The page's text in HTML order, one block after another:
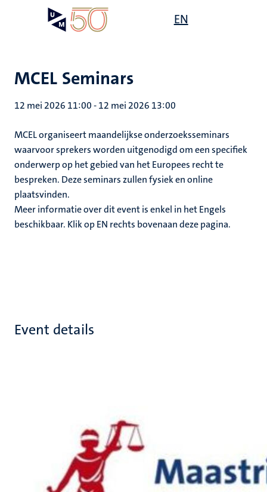
gaan
EN
MCEL Seminars
12 mei 2026 11:00-12 mei 2026 13:00
MCEL organiseert maandelijkse onderzoeksseminars
waarvoor sprekers worden uitgenodigd om een ​​specifiek
onderwerp op het gebied van het Europees recht te
bespreken. Deze seminars zullen fysiek en online
plaatsvinden.
Meer informatie over dit event is enkel in het Engels
beschikbaar. Klik op EN rechts bovenaan deze pagina.
Event details